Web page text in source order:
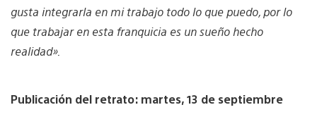
gusta integrarla en mi trabajo todo lo que puedo, por lo
que trabajar en esta franquicia es un sueño hecho
realidad».
Publicación del retrato: martes, 13 de septiembre